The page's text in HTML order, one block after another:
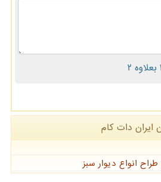
ایران دات كام
انواع دیوار سبز